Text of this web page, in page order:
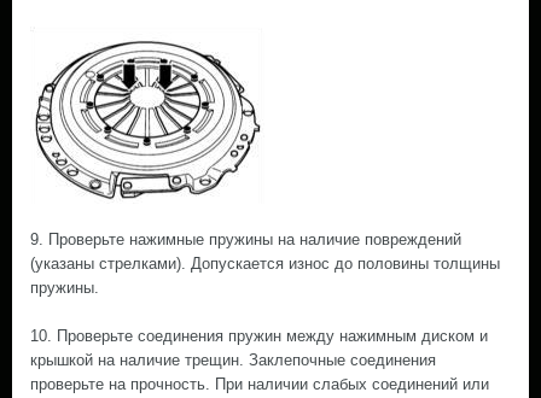
9. Проверьте нажимные пружины на наличие повреждений
(указаны стрелками). Допускается износ до половины толщины
пружины.
10. Проверьте соединения пружин между нажимным диском и
крышкой на наличие трещин. Заклепочные соединения
проверьте на прочность. При наличии слабых соединений или